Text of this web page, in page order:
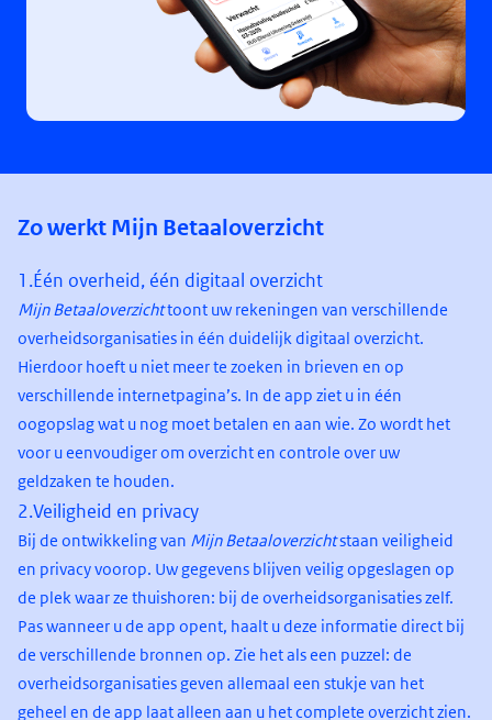
Zo werkt Mijn Betaaloverzicht
1.Één overheid, één digitaal overzicht
Mijn Betaaloverzichttoont uw rekeningen van verschillende
overheidsorganisaties in één duidelijk digitaal overzicht.
Hierdoor hoeft u niet meer te zoeken in brieven en op
verschillende internetpagina’s. In de app ziet u in één
oogopslag wat u nog moet betalen en aan wie. Zo wordt het
voor u eenvoudiger om overzicht en controle over uw
geldzaken te houden.
2.Veiligheid en privacy
Bij de ontwikkeling van Mijn Betaaloverzichtstaan veiligheid
en privacy voorop. Uw gegevens blijven veilig opgeslagen op
de plek waar ze thuishoren: bij de overheidsorganisaties zelf.
Pas wanneer u de app opent, haalt u deze informatie direct bij
de verschillende bronnen op. Zie het als een puzzel: de
overheidsorganisaties geven allemaal een stukje van het
geheel en de app laat alleen aan u het complete overzicht zien.